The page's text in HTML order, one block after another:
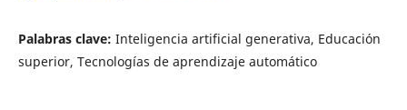
Palabras clave: Inteligencia artificial generativa, Educación
superior, Tecnologías de aprendizaje automático